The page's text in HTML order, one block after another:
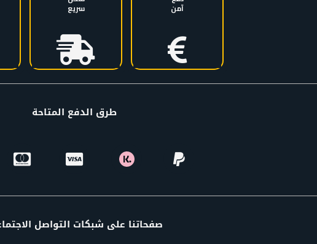
آمن سريع
طرق الدفع المتاحة
صفحاتنا على شبكات التواصل